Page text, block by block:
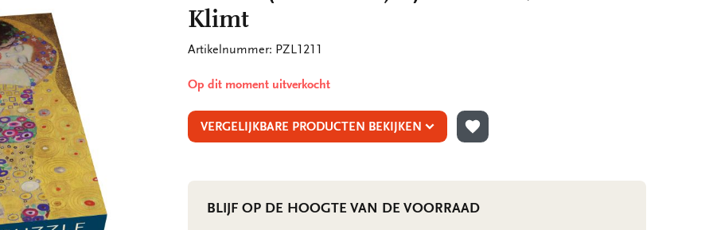
Klimt
Artikelnummer: PZL1211
Op dit moment uitverkocht
VERGELIJKBARE PRODUCTEN BEKIJKEN
TOEVOEGEN AAN VERLANGLIJST
BLIJF OP DE HOOGTE VAN DE VOORRAAD